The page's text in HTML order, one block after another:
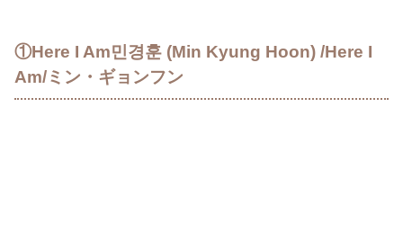
①Here I Am민경훈 (Min Kyung Hoon) /Here I
Am/ミン・ギョンフン